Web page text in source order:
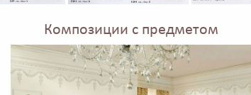
Композиции с предметом